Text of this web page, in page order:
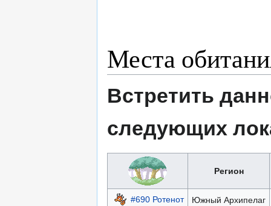
Места
Встретить
следующих
Регион
#690 Ротенот Южный Архипелаг